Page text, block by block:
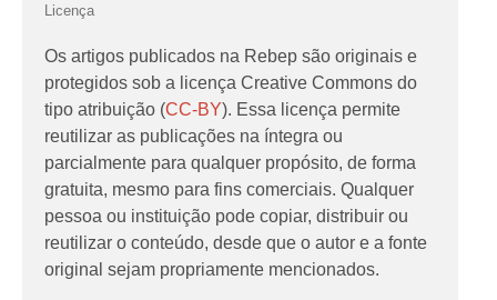
Licença
Os artigos publicados na Rebep são originais e
protegidos sob a licença Creative Commons do
tipo atribuição (CC-BY). Essa licença permite
reutilizar as publicações na íntegra ou
parcialmente para qualquer propósito, de forma
gratuita, mesmo para fins comerciais. Qualquer
pessoa ou instituição pode copiar, distribuir ou
reutilizar o conteúdo, desde que o autor e a fonte
original sejam propriamente mencionados.